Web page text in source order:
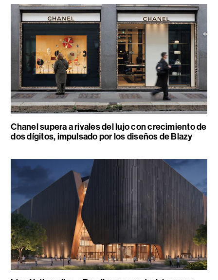
Chanel supera a rivales del lujo con crecimiento de
dos dígitos, impulsado por los diseños de Blazy